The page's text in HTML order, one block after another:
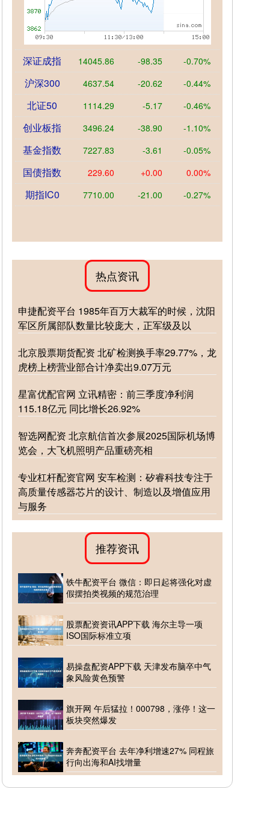
深证成指 14045.86 -98.35 -0.70%
沪深300 4637.54 -20.62 -0.44%
北证50 1114.29 -5.17 -0.46%
创业板指 3496.24 -38.90 -1.10%
基金指数 7227.83 -3.61 -0.05%
国债指数 229.60 +0.00 0.00%
期指IC0 7710.00 -21.00 -0.27%
热点资讯
申捷配资平台 1985年百万大裁军的时候，沈阳
军区所属部队数量比较庞大，正军级及以
北京股票期货配资 北矿检测换手率29.77%，龙
虎榜上榜营业部合计净卖出9.07万元
星富优配官网 立讯精密：前三季度净利润
115.18亿元 同比增长26.92%
智选网配资 北京航信首次参展2025国际机场博
览会，大飞机照明产品重磅亮相
专业杠杆配资官网 安车检测：矽睿科技专注于
高质量传感器芯片的设计、制造以及增值应用
与服务
推荐资讯
铁牛配资平台 微信：即日起将强化对虚
假摆拍类视频的规范治理
股票配资资讯APP下载 海尔主导一项
ISO国际标准立项
易操盘配资APP下载 天津发布脑卒中气
象风险黄色预警
旗开网 午后猛拉！000798，涨停！这一
板块突然爆发
奔奔配资平台 去年净利增速27% 同程旅
行向出海和AI找增量